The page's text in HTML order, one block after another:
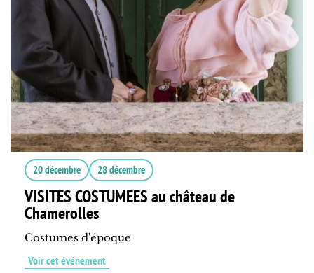
20 décembre 28 décembre
VISITES COSTUMEES au château de
Chamerolles
Costumes d'époque
Voir cet événement